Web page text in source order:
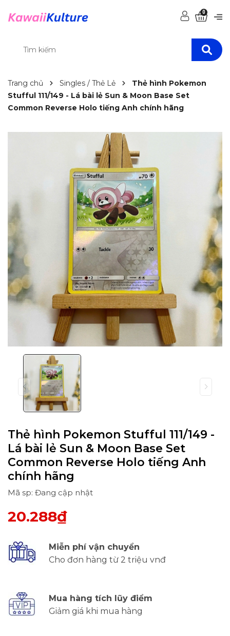
0
Trang chủ Singles / Thẻ Lẻ
Thẻ hình Pokemon
Stufful 111/149 - Lá bài lẻ Sun & Moon Base Set
Common Reverse Holo tiếng Anh chính hãng
Thẻ hình Pokemon Stufful 111/149 -
Lá bài lẻ Sun & Moon Base Set
Common Reverse Holo tiếng Anh
chính hãng
Mã sp: Đang cập nhật
20.288₫
Miễn phí vận chuyển
Cho đơn hàng từ 2 triệu vnđ
Mua hàng tích lũy điểm
Giảm giá khi mua hàng